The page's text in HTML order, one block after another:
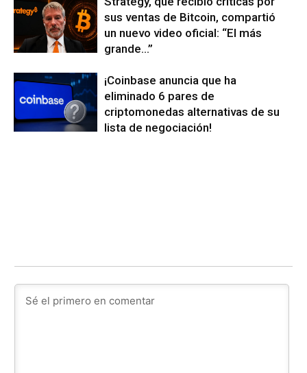
sus ventas de Bitcoin, compartió
un nuevo video oficial: “El más
grande…”
¡Coinbase anuncia que ha
eliminado 6 pares de
criptomonedas alternativas de su
lista de negociación!